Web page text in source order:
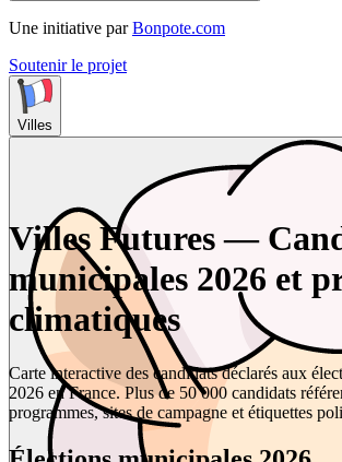
Une initiative par Bonpote.com
Soutenir le projet
Villes
Villes Futures —
municipales 2026 et
climatiques
Carte interactive des candidats déclarés aux
2026 en France. Plus de 50 000 candidats
programmes, sites de campagne et étiquettes